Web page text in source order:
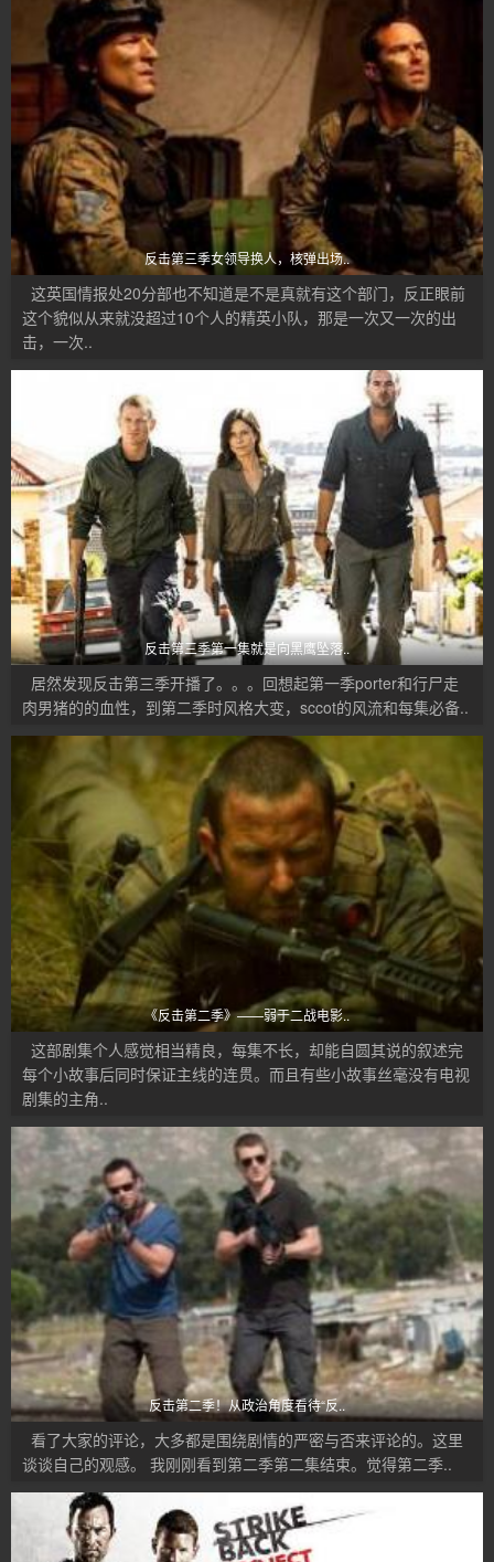
反击第三季女领导换人，核弹出场..
这英国情报处20分部也不知道是不是真就有这个部门，反正眼前
这个貌似从来就没超过10个人的精英小队，那是一次又一次的出
击，一次..
反击第三季第一集就是向黑鹰坠落..
居然发现反击第三季开播了。。。回想起第一季porter和行尸走
肉男猪的的血性，到第二季时风格大变，sccot的风流和每集必备..
《反击第二季》——弱于二战电影..
这部剧集个人感觉相当精良，每集不长，却能自圆其说的叙述完
每个小故事后同时保证主线的连贯。而且有些小故事丝毫没有电视
剧集的主角..
反击第二季！从政治角度看待“反..
看了大家的评论，大多都是围绕剧情的严密与否来评论的。这里
谈谈自己的观感。 我刚刚看到第二季第二集结束。觉得第二季..